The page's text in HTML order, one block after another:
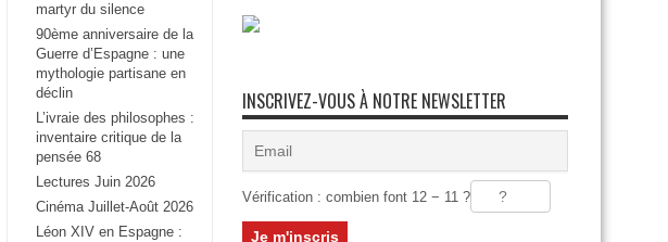
martyr du silence
90ème anniversaire de la
Guerre d’Espagne : une
mythologie partisane en
déclin
L’ivraie des philosophes :
inventaire critique de la
pensée 68
Lectures Juin 2026
Cinéma Juillet-Août 2026
Léon XIV en Espagne :
INSCRIVEZ-VOUS À NOTRE NEWSLETTER
Vérification : combien font 12 − 11 ?